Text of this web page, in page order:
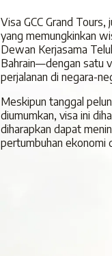
Visa GCC Grand
yang memungkinkan
Dewan Kerjasama
Bahrain—dengan satu
perjalanan di negara-
Meskipun tanggal
diumumkan, visa ini
diharapkan dapat
pertumbuhan ekonomi